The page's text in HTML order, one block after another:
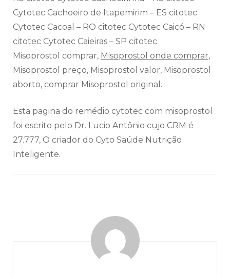
Cytotec Cachoeiro de Itapemirim – ES citotec
Cytotec Cacoal – RO citotec Cytotec Caicó – RN
citotec Cytotec Caieiras – SP citotec
Misoprostol comprar, Misoprostol onde comprar,
Misoprostol preço, Misoprostol valor, Misoprostol
aborto, comprar Misoprostol original.
Esta pagina do remédio cytotec com misoprostol
foi escrito pelo Dr. Lucio Antônio cujo CRM é
27.777, O criador do Cyto Saúde Nutrição
Inteligente.